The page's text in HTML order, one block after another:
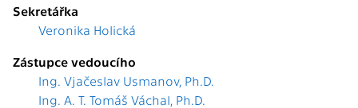
Sekretářka
Veronika Holická
Zástupce vedoucího
Ing. Vjačeslav Usmanov, Ph.D.
Ing. A. T. Tomáš Váchal, Ph.D.